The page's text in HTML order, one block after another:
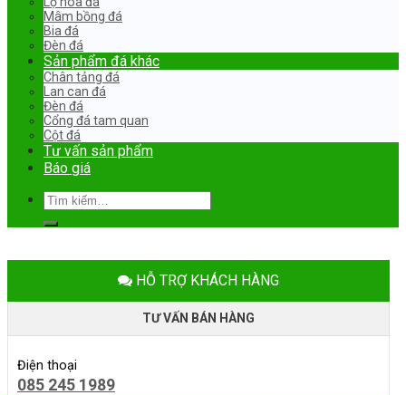
Mâm bồng đá
Bia đá
Đèn đá
Sản phẩm đá khác
Chân tảng đá
Lan can đá
Đèn đá
Cổng đá tam quan
Cột đá
Tư vấn sản phẩm
Báo giá
Tìm
kiếm:
HỖ TRỢ KHÁCH HÀNG
TƯ VẤN BÁN HÀNG
Điện thoại
085 245 1989